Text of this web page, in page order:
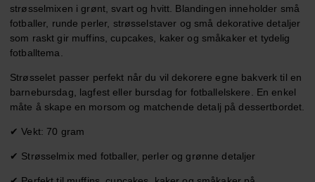
strøsselmixen i grønt, svart og hvitt. Blandingen inneholder små
fotballer, runde perler, strøsselstaver og små dekorative detaljer
som raskt gir muffins, cupcakes, kaker og småkaker et tydelig
fotballtema.
Strøsselet passer perfekt når du vil dekorere egne bakverk til en
barnebursdag, lagfest eller bursdag for fotballelskere. En enkel
måte å skape en morsom og matchende detalj på dessertbordet.
✔ Vekt: 70 gram
✔ Strøsselmix med fotballer, perler og grønne detaljer